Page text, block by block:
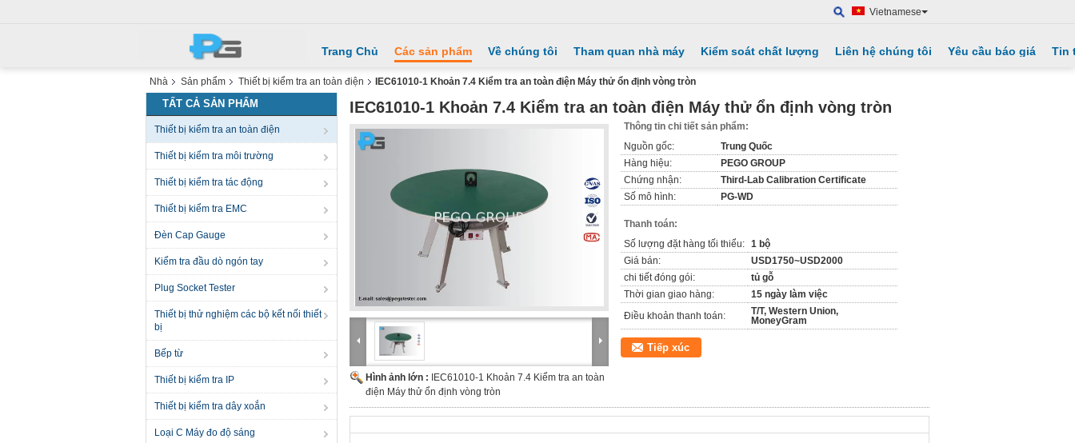
Vietnamese
Trang Chủ Các sản phẩm Về chúng tôi Tham quan nhà máy Kiểm soát chất lượng Liên hệ chúng tôi Yêu cầu báo giá Tin
Nhà Sản phẩm Thiết bị kiểm tra an toàn điện IEC61010-1 Khoản 7.4 Kiểm tra an toàn điện Máy thử ổn định vòng tròn
TẤT CẢ SẢN PHẨM
Thiết bị kiểm tra an toàn điện
Thiết bị kiểm tra môi trường
Thiết bị kiểm tra tác động
Thiết bị kiểm tra EMC
Đèn Cap Gauge
Kiểm tra đầu dò ngón tay
Plug Socket Tester
Thiết bị thử nghiệm các bộ kết nối thiết
bị
Bếp từ
Thiết bị kiểm tra IP
Thiết bị kiểm tra dây xoắn
Loại C Máy đo độ sáng
IEC61010-1 Khoản 7.4 Kiểm tra an toàn điện Máy thử ổn định vòng tròn
Hình ảnh lớn :
IEC61010-1 Khoản 7.4 Kiểm tra an toàn
điện Máy thử ổn định vòng tròn
Thông tin chi tiết sản phẩm:
Nguồn gốc:
Trung Quốc
Hàng hiệu:
PEGO GROUP
Chứng nhận:
Third-Lab Calibration Certificate
Số mô hình:
PG-WD
Thanh toán:
Số lượng đặt hàng tối thiểu: 1 bộ
Giá bán:
USD1750~USD2000
chi tiết đóng gói:
tủ gỗ
Thời gian giao hàng:
15 ngày làm việc
Điều khoản thanh toán:
T/T, Western Union,
MoneyGram
Tiếp xúc